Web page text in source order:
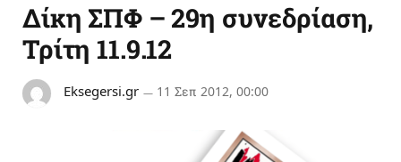
Δίκη ΣΠΦ – 29η συνεδρίαση,
Τρίτη 11.9.12
Eksegersi.gr 11 Σεπ 2012, 00:00